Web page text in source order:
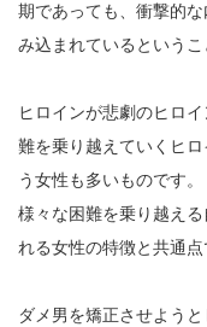
期であっても、衝撃的
み込まれているというこ
ヒロインが悲劇のヒロ
難を乗り越えていくヒ
う女性も多いものです。
様々な困難を乗り越え
れる女性の特徴と共通点
ダメ男を矯正させよう